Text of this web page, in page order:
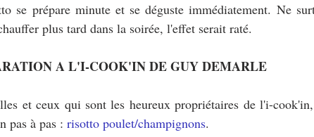
se prépare minute et se déguste immédiatement. Ne
plus tard dans la soirée, l'effet serait raté.
A L'I-COOK'IN DE GUY DEMARLE
et ceux qui sont les heureux propriétaires de l'i-
pas à pas : risotto poulet/champignons.